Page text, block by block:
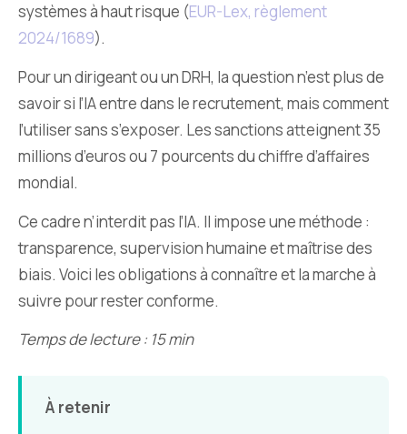
systèmes à haut risque (EUR-Lex, règlement
2024/1689).
Pour un dirigeant ou un DRH, la question n’est plus de
savoir si l’IA entre dans le recrutement, mais comment
l’utiliser sans s’exposer. Les sanctions atteignent 35
millions d’euros ou 7 pourcents du chiffre d’affaires
mondial.
Ce cadre n’interdit pas l’IA. Il impose une méthode :
transparence, supervision humaine et maîtrise des
biais. Voici les obligations à connaître et la marche à
suivre pour rester conforme.
Temps de lecture : 15 min
À retenir